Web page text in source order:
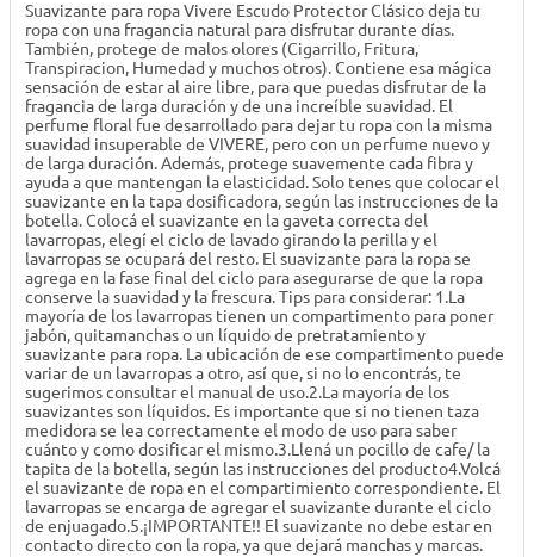
Suavizante para ropa Vivere Escudo Protector Clásico deja tu
ropa con una fragancia natural para disfrutar durante días.
También, protege de malos olores (Cigarrillo, Fritura,
Transpiracion, Humedad y muchos otros). Contiene esa mágica
sensación de estar al aire libre, para que puedas disfrutar de la
fragancia de larga duración y de una increíble suavidad. El
perfume floral fue desarrollado para dejar tu ropa con la misma
suavidad insuperable de VIVERE, pero con un perfume nuevo y
de larga duración. Además, protege suavemente cada fibra y
ayuda a que mantengan la elasticidad. Solo tenes que colocar el
suavizante en la tapa dosificadora, según las instrucciones de la
botella. Colocá el suavizante en la gaveta correcta del
lavarropas, elegí el ciclo de lavado girando la perilla y el
lavarropas se ocupará del resto. El suavizante para la ropa se
agrega en la fase final del ciclo para asegurarse de que la ropa
conserve la suavidad y la frescura. Tips para considerar: 1.La
mayoría de los lavarropas tienen un compartimento para poner
jabón, quitamanchas o un líquido de pretratamiento y
suavizante para ropa. La ubicación de ese compartimento puede
variar de un lavarropas a otro, así que, si no lo encontrás, te
sugerimos consultar el manual de uso.2.La mayoría de los
suavizantes son líquidos. Es importante que si no tienen taza
medidora se lea correctamente el modo de uso para saber
cuánto y como dosificar el mismo.3.Llená un pocillo de cafe/ la
tapita de la botella, según las instrucciones del producto4.Volcá
el suavizante de ropa en el compartimiento correspondiente. El
lavarropas se encarga de agregar el suavizante durante el ciclo
de enjuagado.5.¡IMPORTANTE!! El suavizante no debe estar en
contacto directo con la ropa, ya que dejará manchas y marcas.